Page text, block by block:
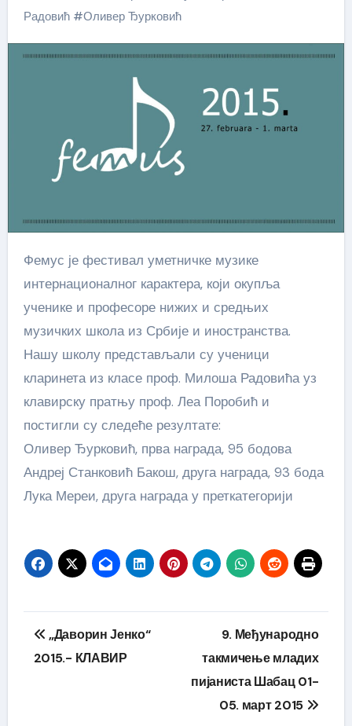
Радовић#Оливер Ђурковић
Фемус је фестивал уметничке музике
интернационалног карактера, који окупља
ученике и професоре нижих и средњих
музичких школа из Србије и иностранства.
Нашу школу представљали су ученици
кларинета из класе проф. Милоша Радовића уз
клавирску пратњу проф. Леа Поробић и
постигли су следеће резултате:
Оливер Ђурковић, прва награда, 95 бодова
Андреј Станковић Бакош, друга награда, 93 бода
Лука Мереи, друга награда у преткатегорији
Кретање
чланка
„Даворин Јенко“
2015.- КЛАВИР
9. Међународно
такмичење младих
пијаниста Шабац 01-
05. март 2015